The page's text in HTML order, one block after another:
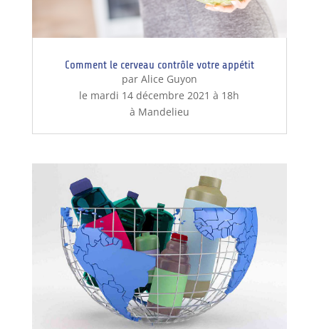
Comment le cerveau contrôle votre appétit
par Alice Guyon
le mardi 14 décembre 2021 à 18h
à Mandelieu